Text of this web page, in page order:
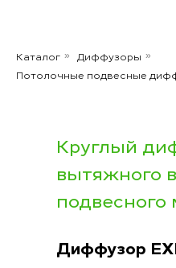
Каталог » Диффузоры »
Потолочные подвесные
Круглый
вытяжного
Диффузор